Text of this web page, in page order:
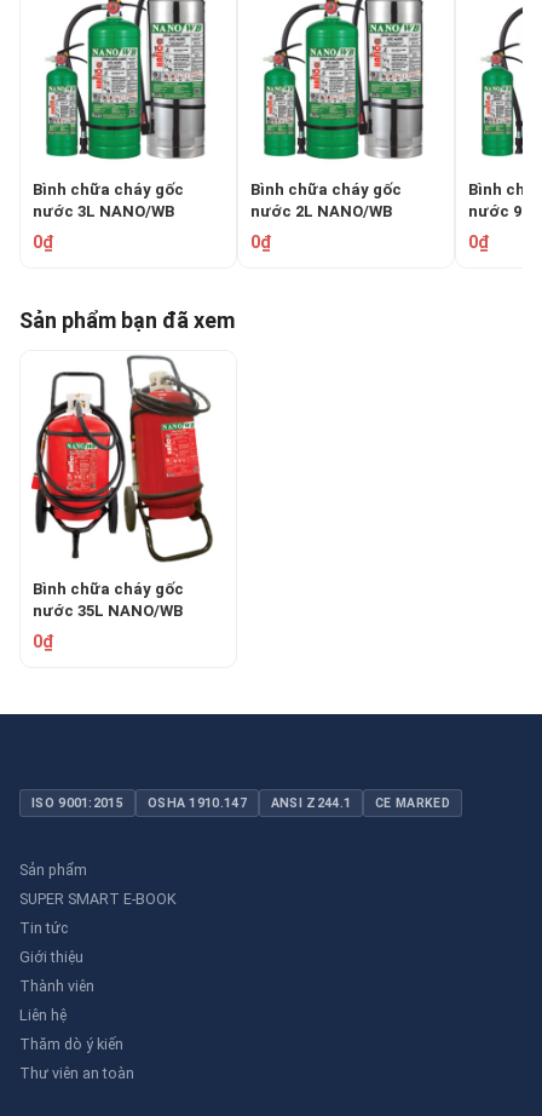
Bình chữa cháy gốc
nước 3L NANO/WB
HFNWB3
0₫
Bình chữa cháy gốc
nước 2L NANO/WB
HFNWB2
0₫
Bình
nước 9L
HFNWB9
0₫
Sản phẩm bạn đã xem
Bình chữa cháy gốc
nước 35L NANO/WB
HFNWB35
0₫
ISO 9001:2015 OSHA 1910.147 ANSI Z244.1 CE MARKED
Sản phẩm
SUPER SMART E-BOOK
Tin tức
Giới thiệu
Thành viên
Liên hệ
Thăm dò ý kiến
Thư viên an toàn